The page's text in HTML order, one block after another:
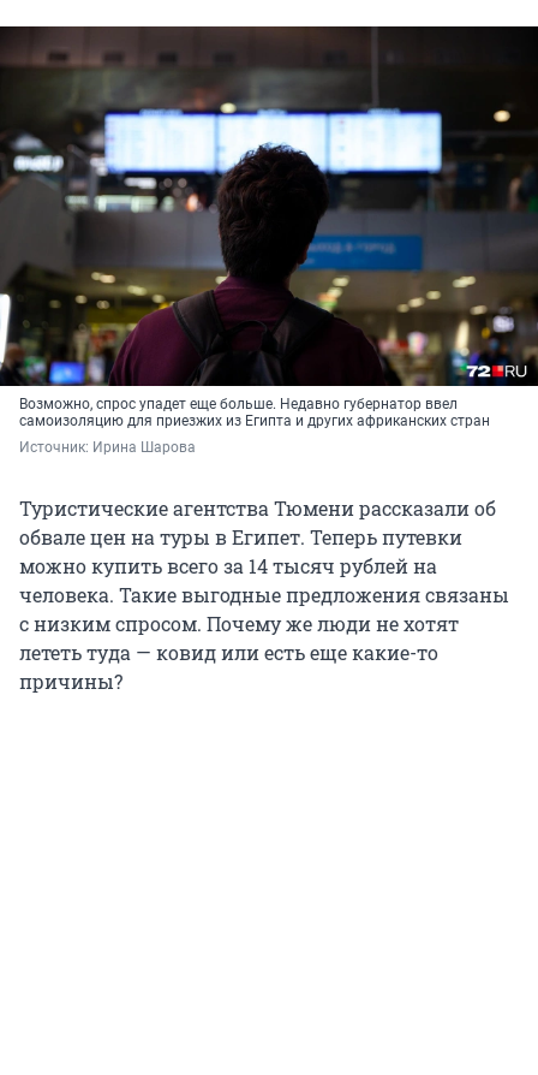
Возможно, спрос упадет еще больше. Недавно губернатор ввел
самоизоляцию для приезжих из Египта и других африканских стран
Источник: Ирина Шарова
Туристические агентства Тюмени рассказали об
обвале цен на туры в Египет. Теперь путевки
можно купить всего за 14 тысяч рублей на
человека. Такие выгодные предложения связаны
с низким спросом. Почему же люди не хотят
лететь туда — ковид или есть еще какие-то
причины?